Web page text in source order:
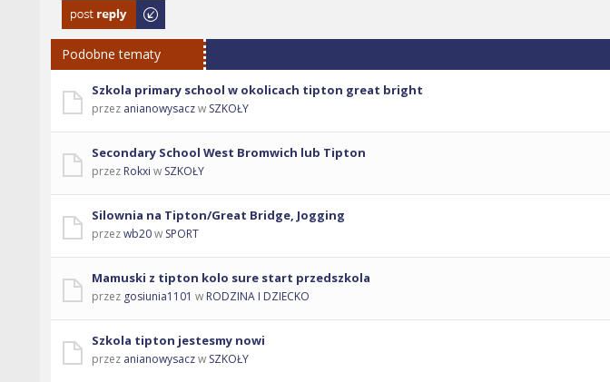
Odpowiedz
Podobne tematy
Szkola primary school w okolicach tipton great bright
przez anianowysaczw SZKOŁY
Secondary School West Bromwich lub Tipton
przez Rokxi w SZKOŁY
Silownia na Tipton/Great Bridge, Jogging
przezwb20w SPORT
Mamuski z tipton kolo sure start przedszkola
przez gosiunia1101 w RODZINA I DZIECKO
Szkola tipton jestesmy nowi
przez anianowysaczw SZKOŁY